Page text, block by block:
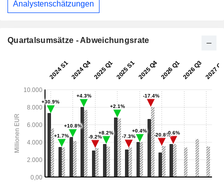
Analystenschätzungen
Quartalsumsätze - Abweichungsrate